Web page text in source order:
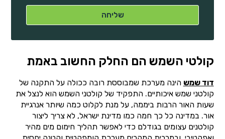
קולטי השמש הם החלק החשוב באמת
דוד שמש הינה מערכת שמבוססת רובה ככולה על התקנה של
קולטני שמש איכותיים. התפקיד של קולטני השמש הוא לנצל את
שעות האור הרבות ביממה, על מנת לקלוט כמה שיותר אנרגיית
אור. במדינה כל כך חמה כמו מדינת ישראל, לא צריך ליצור
קולטנים עצומים בגודלם כדי לאפשר תהליך חימום מים מהיר